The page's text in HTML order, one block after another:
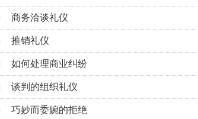
商务洽谈礼仪
推销礼仪
如何处理商业纠纷
谈判的组织礼仪
巧妙而委婉的拒绝